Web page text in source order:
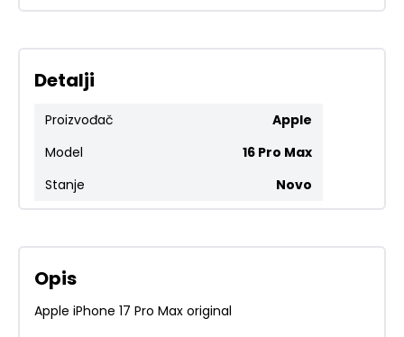
Detalji
Proizvođač
Apple
Model
16 Pro Max
Stanje
Novo
Opis
Apple iPhone 17 Pro Max original